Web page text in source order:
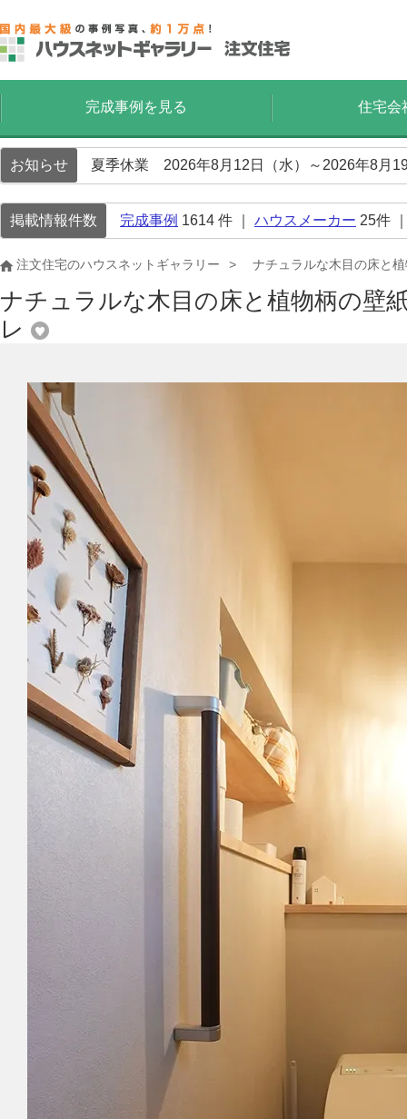
完成事例を見る 住宅会
お知らせ 夏季休業 2026年8月12日（水）～2026年8月
掲載情報件数 完成事例 1614 件 ｜ ハウスメーカー 25件
注文住宅のハウスネットギャラリー ナチュラルな木目の床と
ナチュラルな木目の床と植物柄の壁
レ